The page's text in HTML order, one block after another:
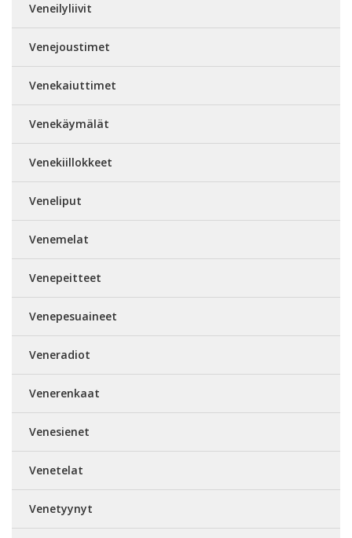
Veneilyliivit
Venejoustimet
Venekaiuttimet
Venekäymälät
Venekiillokkeet
Veneliput
Venemelat
Venepeitteet
Venepesuaineet
Veneradiot
Venerenkaat
Venesienet
Venetelat
Venetyynyt